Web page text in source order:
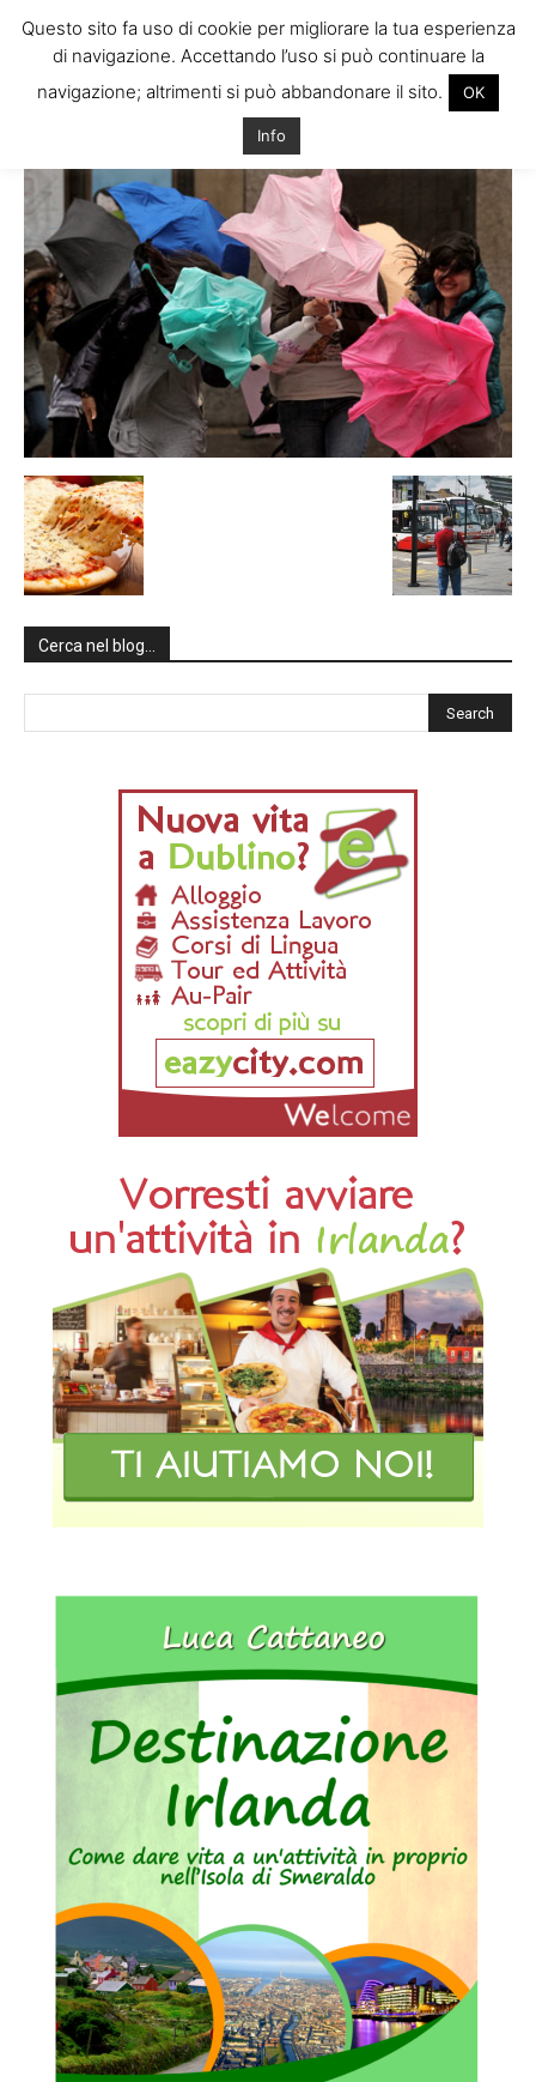
Cerca nel blog…
Questo sito fa uso di cookie per migliorare la tua esperienza
di navigazione. Accettando l’uso si può continuare la
navigazione; altrimenti si può abbandonare il sito.
OK
Info